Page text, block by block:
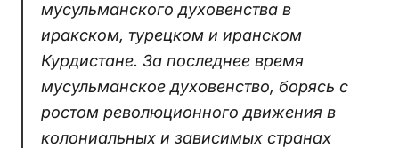
мусульманского духовенства в
иракском, турецком и иранском
Курдистане. За последнее время
мусульманское духовенство, борясь с
ростом революционного движения в
колониальных и зависимых странах